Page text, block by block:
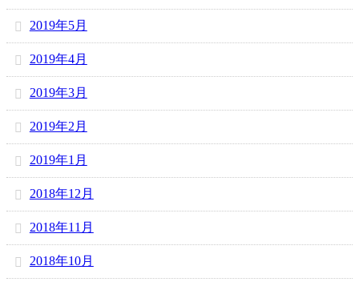
2019年5月
2019年4月
2019年3月
2019年2月
2019年1月
2018年12月
2018年11月
2018年10月